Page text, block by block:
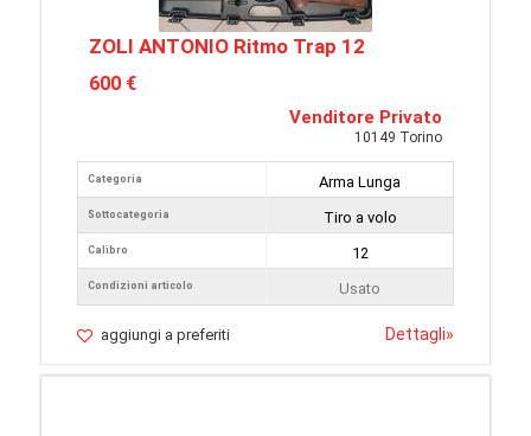
ZOLI ANTONIO Ritmo Trap 12
600 €
Venditore Privato
10149 Torino
Categoria
Sottocategoria
Calibro
Condizioni articolo
Arma Lunga
Tiro a volo
12
Usato
aggiungi a preferiti Dettagli»